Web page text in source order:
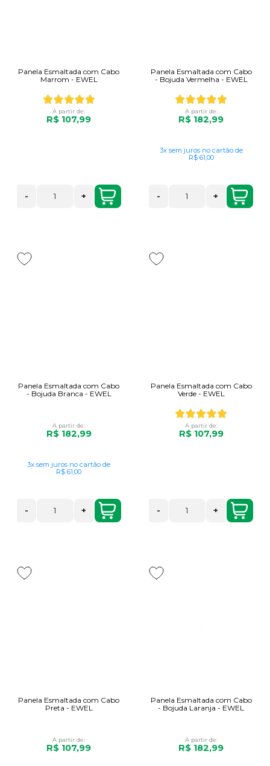
Panela Esmaltada com Cabo
Marrom - EWEL
A partir de:
R$ 107,99
- +
Panela Esmaltada com Cabo
- Bojuda Vermelha - EWEL
A partir de:
R$ 182,99
3x sem juros no cartãode
R$ 61,00
- +
Panela Esmaltada com Cabo
- Bojuda Branca - EWEL
A partir de:
R$ 182,99
3x sem juros no cartão de
R$ 61,00
- +
Panela Esmaltada com Cabo
Verde - EWEL
A partir de:
R$ 107,99
- +
Panela Esmaltada com Cabo
Preta - EWEL
A partir de:
R$ 107,99
Panela Esmaltada com Cabo
- Bojuda Laranja - EWEL
A partir de:
R$ 182,99